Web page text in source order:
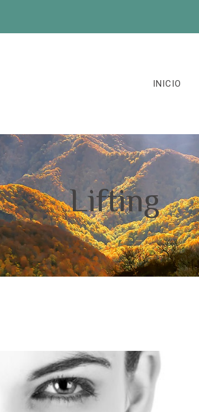
INICIO
Lifting